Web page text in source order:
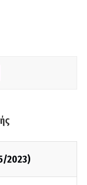
2023)